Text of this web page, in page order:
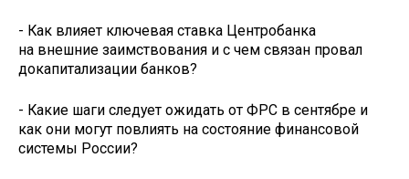
- Как влияет ключевая ставка Центробанка
на внешние заимствования и с чем связан провал
докапитализации банков?
- Какие шаги следует ожидать от ФРС в сентябре и
как они могут повлиять на состояние финансовой
системы России?